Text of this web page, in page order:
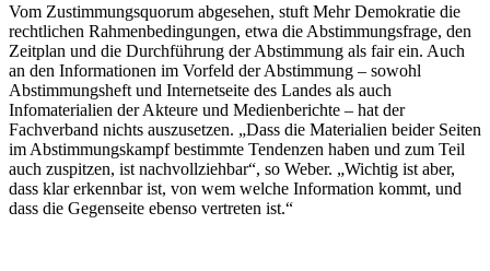
Vom Zustimmungsquorum abgesehen, stuft Mehr Demokratie die
rechtlichen Rahmenbedingungen, etwa die Abstimmungsfrage, den
Zeitplan und die Durchführung der Abstimmung als fair ein. Auch
an den Informationen im Vorfeld der Abstimmung – sowohl
Abstimmungsheft und Internetseite des Landes als auch
Infomaterialien der Akteure und Medienberichte – hat der
Fachverband nichts auszusetzen. „Dass die Materialien beider Seiten
im Abstimmungskampf bestimmte Tendenzen haben und zum Teil
auch zuspitzen, ist nachvollziehbar“, so Weber. „Wichtig ist aber,
dass klar erkennbar ist, von wem welche Information kommt, und
dass die Gegenseite ebenso vertreten ist.“